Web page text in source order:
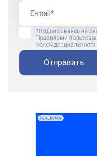
*Подписываясь на
Правилами
Отправить
РЕКЛАМА